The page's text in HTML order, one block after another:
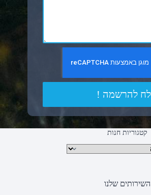
להרשמה !
קטגוריות חנות
קטגוריות מוצרים
השירותים שלנו